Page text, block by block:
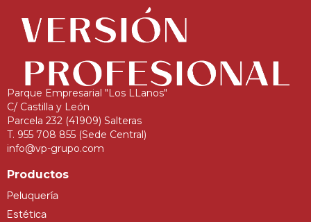
Parque Empresarial "Los LLanos"
C/ Castilla y León
Parcela 232 (41909) Salteras
T. 955 708 855 (Sede Central)
info@vp-grupo.com
Productos
Peluquería
Estética